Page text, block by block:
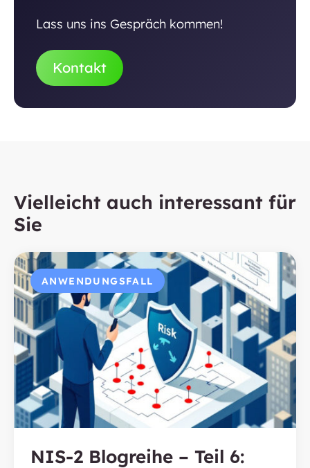
Lass uns ins Gespräch kommen!
Kontakt
Vielleicht auch interessant für
Sie
ANWENDUNGSFALL
NIS-2 Blogreihe – Teil 6: